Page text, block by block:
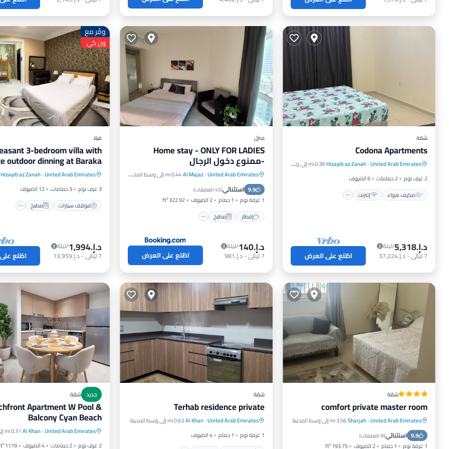
شقة
Codona Apartments
United Arab Emirates
·
Hizayib az Zanah0.38 mi إلى وسط المدينة
2 غرف نوم
2 حمامات
6 الضيوف
مكيف هواء
إنترنت
مكيف هواء
إنترنت
مناسب للحيوانات الأليفة
مناسب للأطفال
د.إ.‏5,318
/ليلة
7ليالي- د.إ.‏37,224 اطّلع على العرض
منزل
Home stay - ONLY FOR LADIES
-ممنوع دخول الرجال
United Arab Emirates
·
Al Majaz0.44 mi إلى وسط المدينة
9.9 استثنائي(45 التعليقات )
1 غرفة نوم 1 حمام 2 الضيوف
322.92 ft²
إفطار
مطبخ
إفطار مطبخ
مكيف هواء
إنترنت
د.إ.‏140
/ليلة
7ليالي- د.إ.‏981 اطّلع على العرض
وفّر مع
ون كي
فيلا
3-bedroom villa with
outdoor dinning at Baraka
home Sharjah
United Arab Emirates
·
Hizayib az Zanah
3 غرف نوم
3 حمامات
12 الضيوف
موقف سيارات
مطبخ
موقف سيارات
مطبخ
مكيف هواء
إنترنت
د.إ.‏1,994
/ليلة
7ليالي- د.إ.‏13,959 اطّلع
شقة
comfort private master room
United Arab Emirates
·
Sharjah3.56 mi إلى وسط المدينة
9.9 استثنائي(8 التعليقات )
1 غرفة نوم 1 حمام 2 الضيوف
193.75 ft²
موقف سيارات
مكيف هواء
إنترنت
تسهيلات لذوي الاحتياجات الخاصة
شقة
Terhab residence private
United Arab Emirates
·
Al Khan0.63 mi إلى وسط المدينة
1 غرفة نوم
1 حمام
4 الضيوف
مكيف هواء
إنترنت
مناسب للحيوانات الأليفة
مناسب للأطفال
جديد شقة
Apartment W Pool &
Balcony Cyan Beach
United Arab Emirates
·
Al Khan 0.31 mi إلى وسط المدينة
2 غرف نوم
2 حمامات 4 الضيوف
1119 ft²
مواجه للمحيط
إطلالة على
شرفة / تراس
إطلالة